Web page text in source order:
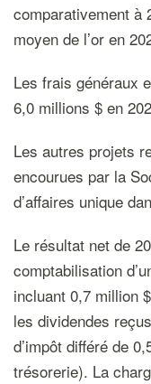
comparativement à
moyen de l’or en
Les frais généraux
6,0 millions $ en
Les autres projets
encourues par la
d’affaires unique
Le résultat net de
comptabilisation
incluant 0,7 million
les dividendes
d’impôt différé de
trésorerie). La